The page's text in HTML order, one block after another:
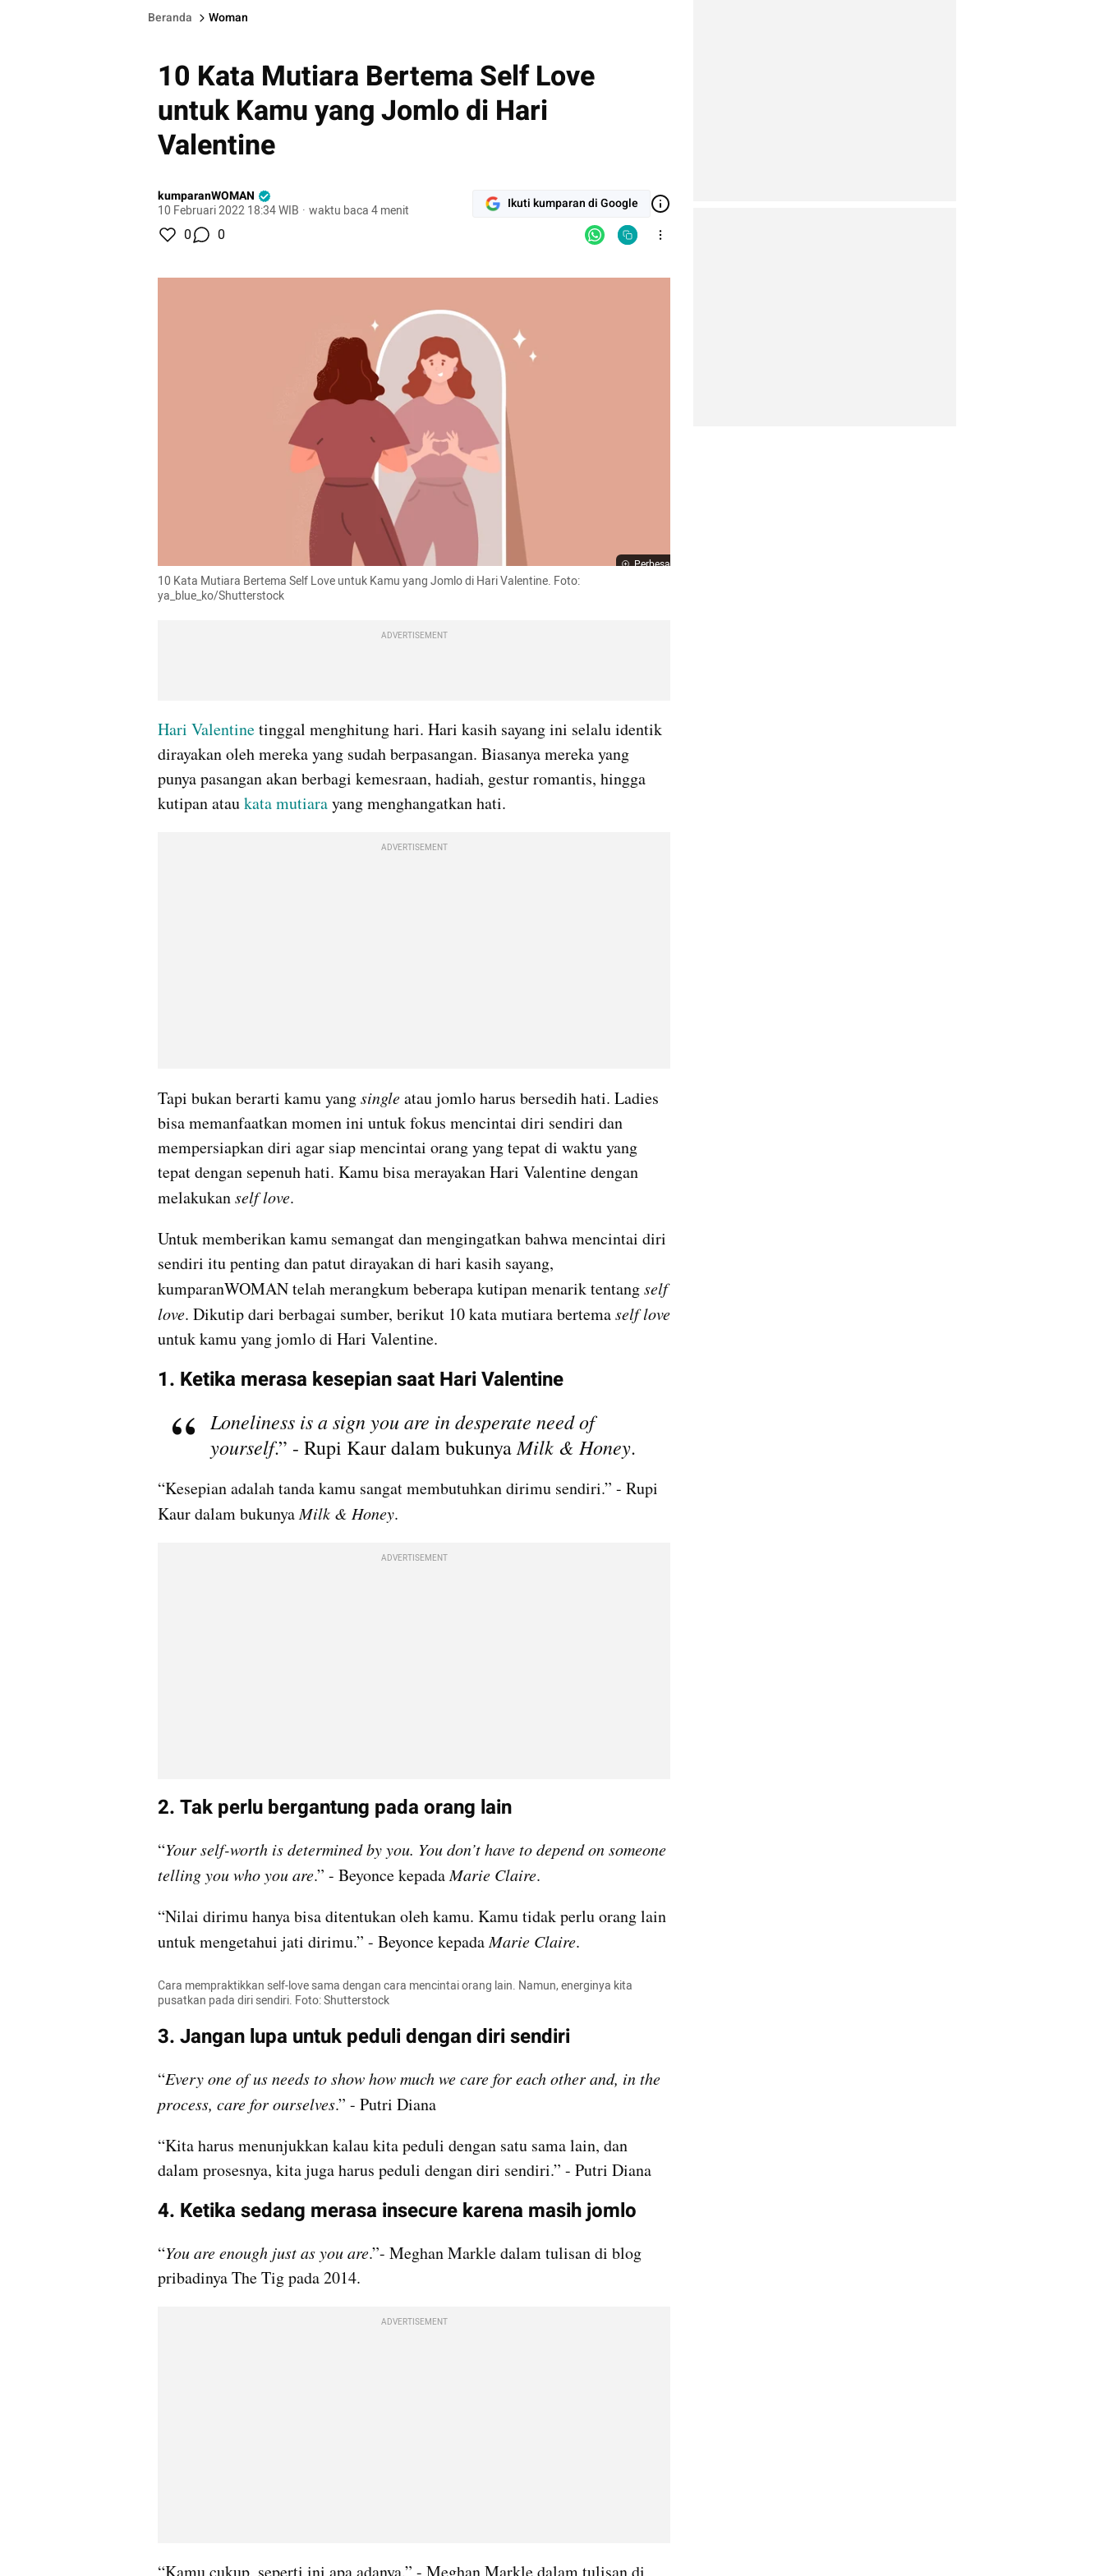
Beranda Woman
10 Kata Mutiara Bertema Self Love
untuk Kamu yang Jomlo di Hari
Valentine
kumparanWOMAN
10 Februari 2022 18:34 WIB · waktu baca 4 menit Ikuti kumparan di Google
0 0
Perbesar
10 Kata Mutiara Bertema Self Love untuk Kamu yang Jomlo di Hari Valentine. Foto:
ya_blue_ko/Shutterstock
ADVERTISEMENT
Hari Valentine tinggal menghitung hari. Hari kasih sayang ini selalu identik
dirayakan oleh mereka yang sudah berpasangan. Biasanya mereka yang
punya pasangan akan berbagi kemesraan, hadiah, gestur romantis, hingga
kutipan atau kata mutiara yang menghangatkan hati.
ADVERTISEMENT
Tapi bukan berarti kamu yang single atau jomlo harus bersedih hati. Ladies
bisa memanfaatkan momen ini untuk fokus mencintai diri sendiri dan
mempersiapkan diri agar siap mencintai orang yang tepat di waktu yang
tepat dengan sepenuh hati. Kamu bisa merayakan Hari Valentine dengan
melakukan self love.
Untuk memberikan kamu semangat dan mengingatkan bahwa mencintai diri
sendiri itu penting dan patut dirayakan di hari kasih sayang,
kumparanWOMAN telah merangkum beberapa kutipan menarik tentang self
love. Dikutip dari berbagai sumber, berikut 10 kata mutiara bertema self love
untuk kamu yang jomlo di Hari Valentine.
1. Ketika merasa kesepian saat Hari Valentine
Loneliness is a sign you are in desperate need of
yourself.” - Rupi Kaur dalam bukunya Milk & Honey.
“Kesepian adalah tanda kamu sangat membutuhkan dirimu sendiri.” - Rupi
Kaur dalam bukunya Milk & Honey.
ADVERTISEMENT
2. Tak perlu bergantung pada orang lain
“Your self-worth is determined by you. You don’t have to depend on someone
telling you who you are.” - Beyonce kepada Marie Claire.
“Nilai dirimu hanya bisa ditentukan oleh kamu. Kamu tidak perlu orang lain
untuk mengetahui jati dirimu.” - Beyonce kepada Marie Claire.
Cara mempraktikkan self-love sama dengan cara mencintai orang lain. Namun, energinya kita
pusatkan pada diri sendiri. Foto: Shutterstock
3. Jangan lupa untuk peduli dengan diri sendiri
“Every one of us needs to show how much we care for each other and, in the
process, care for ourselves.” - Putri Diana
“Kita harus menunjukkan kalau kita peduli dengan satu sama lain, dan
dalam prosesnya, kita juga harus peduli dengan diri sendiri.” - Putri Diana
4. Ketika sedang merasa insecure karena masih jomlo
“You are enough just as you are.”- Meghan Markle dalam tulisan di blog
pribadinya The Tig pada 2014.
ADVERTISEMENT
“Kamu cukup, seperti ini apa adanya.” - Meghan Markle dalam tulisan di